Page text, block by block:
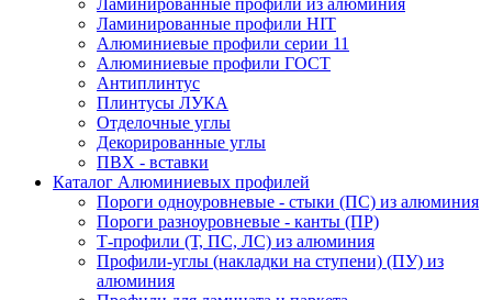
Ламинированные профили из алюминия
Ламинированные профили HIT
Алюминиевые профили серии 11
Алюминиевые профили ГОСТ
Антиплинтус
Плинтусы ЛУКА
Отделочные углы
Декорированные углы
ПВХ - вставки
Каталог Алюминиевых профилей
Пороги одноуровневые - стыки (ПС) из алюминия
Пороги разноуровневые - канты (ПР)
Т-профили (Т, ПС, ЛС) из алюминия
Профили-углы (накладки на ступени) (ПУ) из
алюминия